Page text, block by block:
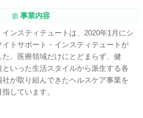
事業内容
ンスティテュートは、2020年1月にシ
イトサポート・インスティテュートが
。医療領域だけにとどまらず、健
いった生活スタイルから派生する各
が取り組んできたヘルスケア事業を
しています。